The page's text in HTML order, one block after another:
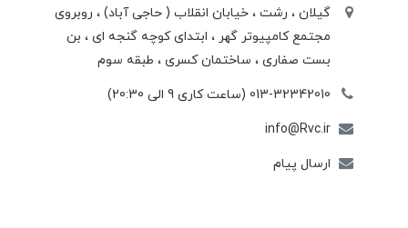
گیلان ، رشت ، خيابان انقلاب ( حاجی آباد) ، روبروی
مجتمع كامپيوتر گهر ، ابتدای كوچه گنجه ای ، بن
بست صفاری ، ساختمان كسری ، طبقه سوم
013-32342010 (ساعت کاری 9 الی 20:30)
info@Rvc.ir
ارسال پیام